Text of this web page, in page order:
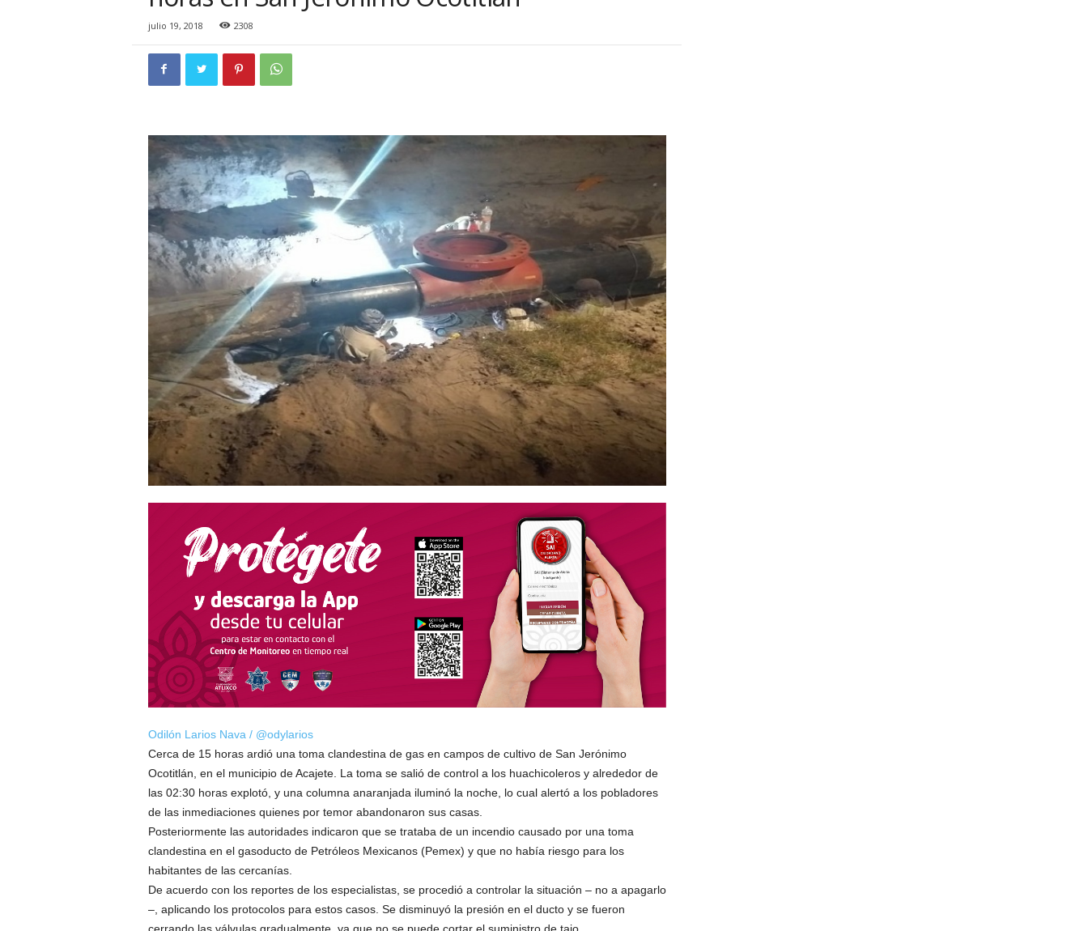
julio 19, 2018 2308
Odilón Larios Nava / @odylarios
Cerca de 15 horas ardió una toma clandestina de gas en campos de cultivo de San Jerónimo
Ocotitlán, en el municipio de Acajete. La toma se salió de control a los huachicoleros y alrededor de
las 02:30 horas explotó, y una columna anaranjada iluminó la noche, lo cual alertó a los pobladores
de las inmediaciones quienes por temor abandonaron sus casas.
Posteriormente las autoridades indicaron que se trataba de un incendio causado por una toma
clandestina en el gasoducto de Petróleos Mexicanos (Pemex) y que no había riesgo para los
habitantes de las cercanías.
De acuerdo con los reportes de los especialistas, se procedió a controlar la situación – no a apagarlo
–, aplicando los protocolos para estos casos. Se disminuyó la presión en el ducto y se fueron